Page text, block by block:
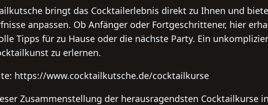
bringt das Cocktailerlebnis direkt zu Ihnen und
anpassen. Ob Anfänger oder Fortgeschrittener, hier
Tipps für zu Hause oder die nächste Party. Ein
zu erlernen.
https://www.cocktailkutsche.de/cocktailkurse
Zusammenstellung der herausragendsten Cocktailkurse